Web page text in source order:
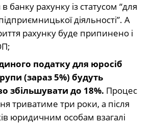
в банку рахунку із статусом “для
діяльності”. А
рахунку буде припинено і
податку для юросіб
(зараз 5%) будуть
збільшувати до 18%. Процес
триватиме три роки, а після
юридичним особам взагалі